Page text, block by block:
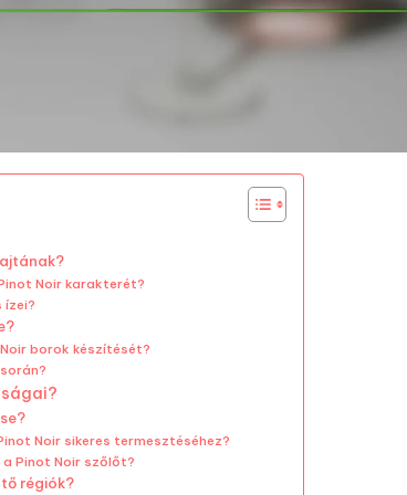
Noir karakterét?
ízei?
borok készítését?
Noir sikeres termesztéséhez?
Pinot Noir szőlőt?
régiók?